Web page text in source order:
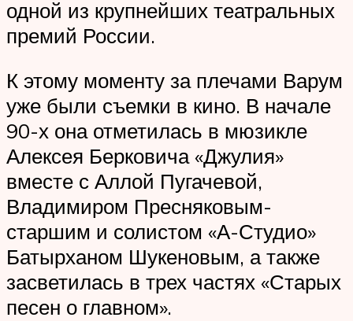
одной из крупнейших театральных
премий России.
К этому моменту за плечами Варум
уже были съемки в кино. В начале
90-х она отметилась в мюзикле
Алексея Берковича «Джулия»
вместе с Аллой Пугачевой,
Владимиром Пресняковым-
старшим и солистом «А-Студио»
Батырханом Шукеновым, а также
засветилась в трех частях «Старых
песен о главном».